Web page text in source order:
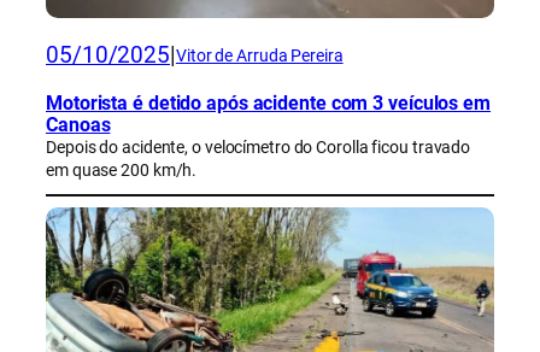
05/10/2025 Vitor de Arruda Pereira
Motorista é detido após acidente com 3 veículos em
Canoas
Depois do acidente, o velocímetro do Corolla ficou travado
em quase 200 km/h.